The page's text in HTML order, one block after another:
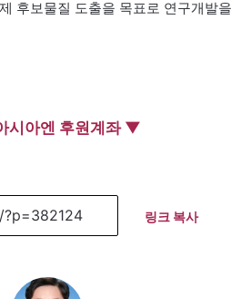
후보물질 도출을 목표로 연구개발을
시아엔 후원계좌 ▼
링크 복사